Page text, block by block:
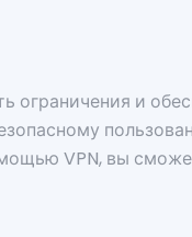
ограничения и
VPN, вы